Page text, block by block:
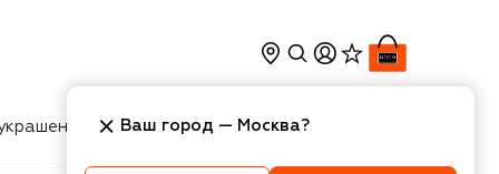
Косметика Интерьер
Ваш город — Москва?